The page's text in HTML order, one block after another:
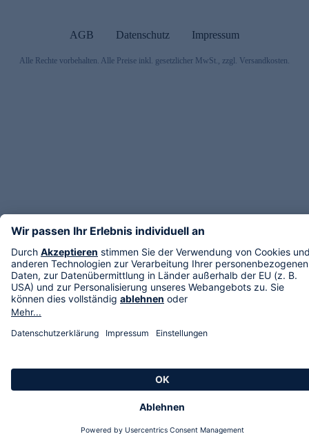
AGB Datenschutz Impressum
Alle Rechte vorbehalten. Alle Preise inkl. gesetzlicher MwSt., zzgl. Versandkosten.